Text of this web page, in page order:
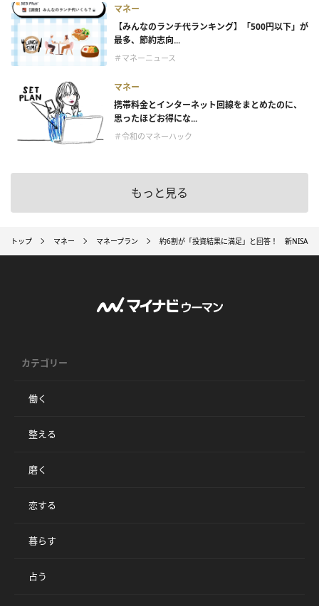
マネー
【みんなのランチ代ランキング】「500円以下」が
最多、節約志向...
＃マネーニュース
マネー
携帯料金とインターネット回線をまとめたのに、
思ったほどお得にな...
＃令和のマネーハック
もっと見る
トップ マネー マネープラン 約6割が「投資結果に満足」と回答！ 新NISAの
カテゴリー
働く
整える
磨く
恋する
暮らす
占う